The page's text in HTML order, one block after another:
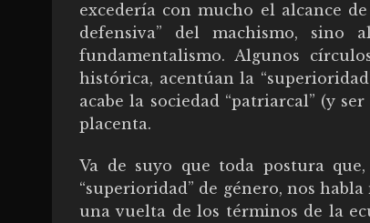
excedería con mucho el alcance
defensiva” del machismo, sino
fundamentalismo. Algunos
histórica, acentúan la
acabe la sociedad “patriarcal” (y
placenta.
Va de suyo que toda postura
“superioridad” de género, nos
una vuelta de los términos de la